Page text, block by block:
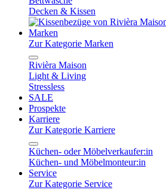
Decken & Kissen
Marken
Zur Kategorie Marken
Rivièra Maison
Light & Living
Stressless
SALE
Prospekte
Karriere
Zur Kategorie Karriere
Küchen- oder Möbelverkaufer:in
Küchen- und Möbelmonteur:in
Service
Zur Kategorie Service